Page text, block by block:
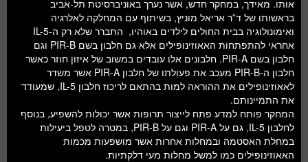
אותו. מאידך, במחקר חדש, אשר נערך באוניברסיטת תל-אביב
בראשותו של ד”ר אריאל מוניץ, בשיתוף עם המחלקה לאלרגיה
ואימונולוגיה בבית החולים לילדים באוהיו, התברר שלא רק ה-IL-5
אחראי להתפתחות האאוזינופילים אלא גם חלבון בשם PIR-B וגם
חלבון בשם PIR-A. חלבונים אלו עובדים במשוב של איזון חוזר כאשר
חלבון ה-PIR-B מעכב את פעולתו של חלבון PIR-A אשר משדר
לאאוזינופילים את ההוראה למות בהתאם לריכוז חלבון IL-5, שמעודד
את התמיינותם.
המחקר פותח למדע פתח לייצור תרופות אשר יכולות להשפיע, בנוסף
לחלבון IL-5, גם על PIR-A וגם על PIR-B, במטרה לטפל ביעילות
במחלת האסטמה ובמחלות אחרות אשר מושפעות מכמות
האאוזינופילים כמו למשל מחלות מעי דלקתיות.